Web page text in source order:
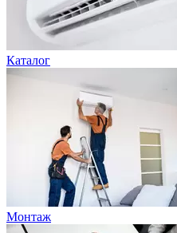
Каталог
Монтаж